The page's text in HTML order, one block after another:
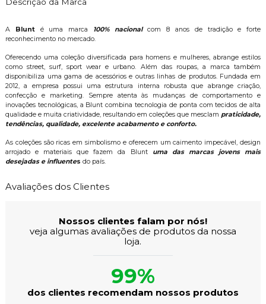
A Blunt é uma marca 100% nacionalcom 8 anos de tradição e forte
reconhecimento no mercado.
Oferecendo uma coleção diversificada para homens e mulheres, abrange estilos
como street, surf, sport wear e urbano. Além das roupas, a marca também
disponibiliza uma gama de acessórios e outras linhas de produtos. Fundada em
2012, a empresa possui uma estrutura interna robusta que abrange criação,
confecção e marketing. Sempre atenta às mudanças de comportamento e
inovações tecnológicas, a Blunt combina tecnologia de ponta com tecidos de alta
qualidade e muita criatividade, resultando em coleções que mesclam praticidade,
tendências, qualidade, excelente acabamento e conforto.
As coleções são ricas em simbolismo e oferecem um caimento impecável, design
arrojado e materiais que fazem da
Blunt
uma das marcas jovens mais
desejadas e influentes do país.
Avaliações dos Clientes
Nossos clientes falam por nós!
veja algumas avaliações de produtos da nossa
loja.
99%
dos clientes recomendam nossos produtos